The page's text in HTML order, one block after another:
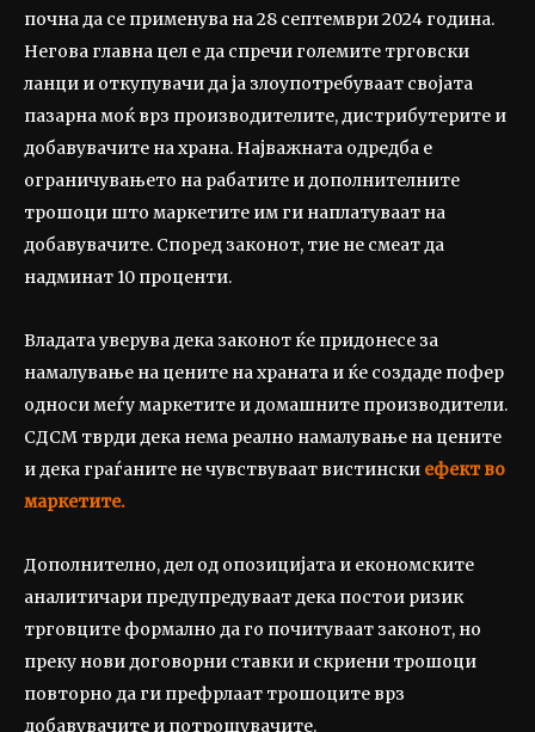
почна да се применува на 28 септември 2024 година.
Негова главна цел е да спречи големите трговски
ланци и откупувачи да ја злоупотребуваат својата
пазарна моќ врз производителите, дистрибутерите и
добавувачите на храна. Најважната одредба е
ограничувањето на рабатите и дополнителните
трошоци што маркетите им ги наплатуваат на
добавувачите. Според законот, тие не смеат да
надминат 10 проценти.
Владата уверува дека законот ќе придонесе за
намалување на цените на храната и ќе создаде пофер
односи меѓу маркетите и домашните производители.
СДСМ тврди дека нема реално намалување на цените
и дека граѓаните не чувствуваат вистински ефект во
маркетите.
Дополнително, дел од опозицијата и економските
аналитичари предупредуваат дека постои ризик
трговците формално да го почитуваат законот, но
преку нови договорни ставки и скриени трошоци
повторно да ги префрлаат трошоците врз
добавувачите и потрошувачите.